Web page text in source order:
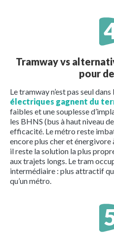
Tramway vs
pour
Le tramway n’est pas seul dans
électriques gagnent du
faibles et une souplesse
les BHNS (bus à haut niveau
efficacité. Le métro reste
encore plus cher et énergivore
il reste la solution la plus
aux trajets longs. Le tram
intermédiaire : plus attractif
qu’un métro.